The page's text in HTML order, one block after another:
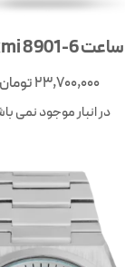
ساعت Laxmi 8901-6
23,700,000تومان
در انبار موجود نمی باشد